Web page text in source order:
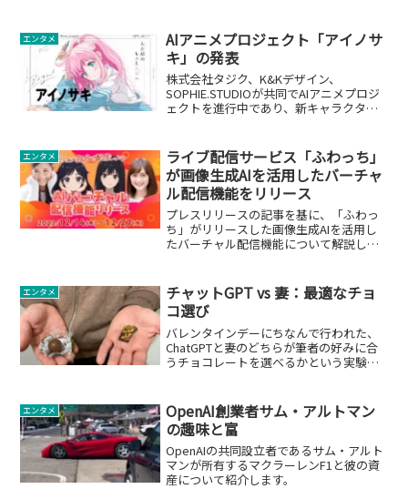
エンタメ
AIアニメプロジェクト「アイノサ
キ」の発表
株式会社タジク、K&Kデザイン、
SOPHIE.STUDIOが共同でAIアニメプロジ
ェクトを進行中であり、新キャラクター
共創による新しいアニメ文化の創造を目
指しています。
エンタメ
ライブ配信サービス「ふわっち」
が画像生成AIを活用したバーチャ
ル配信機能をリリース
プレスリリースの記事を基に、「ふわっ
ち」がリリースした画像生成AIを活用し
たバーチャル配信機能について解説しま
エンタメ
チャットGPT vs 妻：最適なチョ
コ選び
バレンタインデーにちなんで行われた、
ChatGPTと妻のどちらが筆者の好みに合
うチョコレートを選べるかという実験の
エンタメ
OpenAI創業者サム・アルトマン
の趣味と富
OpenAIの共同設立者であるサム・アルト
マンが所有するマクラーレンF1と彼の資
産について紹介します。